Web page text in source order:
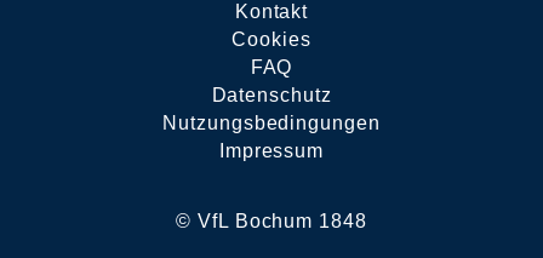
© VfL Bochum 1848
Kontakt
Cookies
FAQ
Datenschutz
Nutzungsbedingungen
Impressum